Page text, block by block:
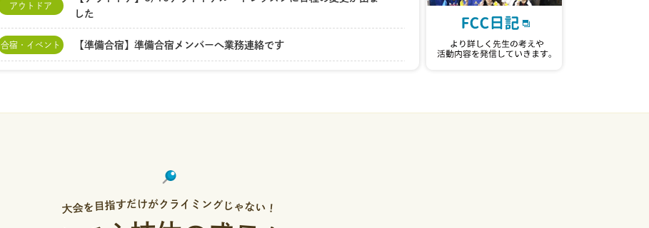
アウトドア
した
合宿・イベント 【準備合宿】準備合宿メンバーへ業務連絡です
【アウトドア】8月のアウトドアレッスンの申し込み状況と内容
【サマーキャンプ＆準備合宿】「サマーキャンプ＆準備合宿2026」
7月のお誕生日
大会を 目指すだけがク ラ イ ミ ングじゃない！